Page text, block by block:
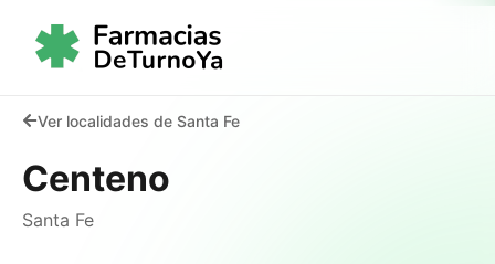
Ver localidades de Santa Fe
Centeno
Santa Fe